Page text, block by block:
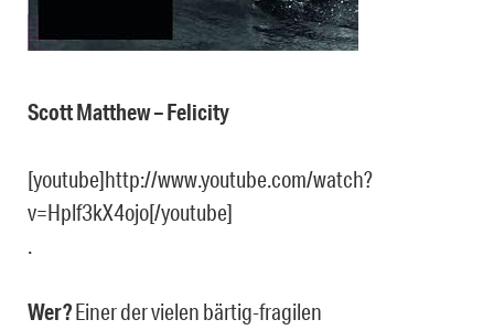
Scott Matthew – Felicity
[youtube]http://www.youtube.com/watch?
v=Hplf3kX4ojo[/youtube]
.
Wer?Einer der vielen bärtig-fragilen